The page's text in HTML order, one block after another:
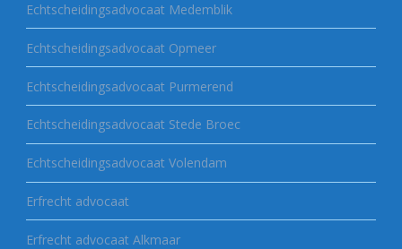
Echtscheidingsadvocaat Medemblik
Echtscheidingsadvocaat Opmeer
Echtscheidingsadvocaat Purmerend
Echtscheidingsadvocaat Stede Broec
Echtscheidingsadvocaat Volendam
Erfrecht advocaat
Erfrecht advocaat Alkmaar